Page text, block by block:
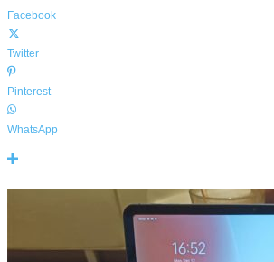
Facebook
Twitter
Pinterest
WhatsApp